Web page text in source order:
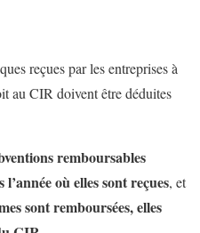
reçues par les entreprises à
au CIR doivent être déduites
remboursables
où elles sont reçues, et
sont remboursées, elles